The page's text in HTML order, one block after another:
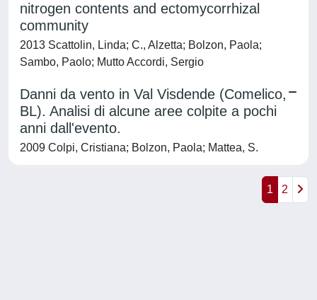
nitrogen contents and ectomycorrhizal
community
2013 Scattolin, Linda; C., Alzetta; Bolzon, Paola;
Sambo, Paolo; Mutto Accordi, Sergio
Danni da vento in Val Visdende (Comelico,
BL). Analisi di alcune aree colpite a pochi
anni dall'evento.
2009 Colpi, Cristiana; Bolzon, Paola; Mattea, S.
1 2